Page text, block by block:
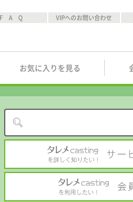
F A Q VIPへのお問い合わせ
お気に入りを見る